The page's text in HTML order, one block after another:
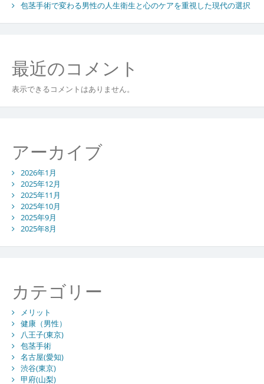
地
現
在
と
包茎手術で変わる男性の人生衛生と心のケアを重視した現代の選択
最近のコメント
表示できるコメントはありません。
アーカイブ
2026年1月
2025年12月
2025年11月
2025年10月
2025年9月
2025年8月
カテゴリー
メリット
健康（男性）
八王子(東京)
包茎手術
名古屋(愛知)
渋谷(東京)
甲府(山梨)